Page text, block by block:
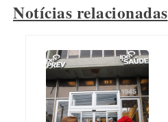
Notícias relacionadas